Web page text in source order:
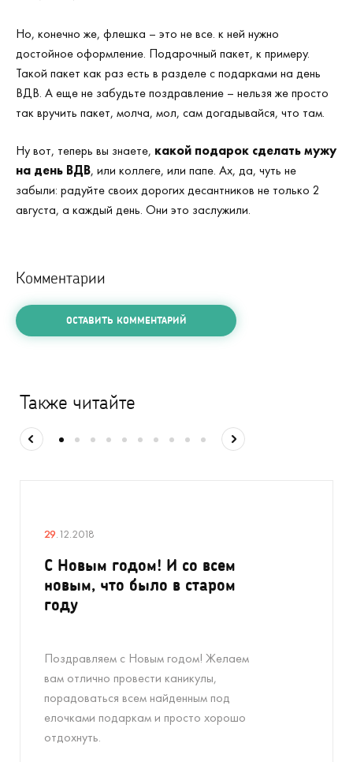
Но, конечно же, флешка – это не все. к ней нужно
достойное оформление. Подарочный пакет, к примеру.
Такой пакет как раз есть в разделе с подарками на день
ВДВ. А еще не забудьте поздравление – нельзя же просто
так вручить пакет, молча, мол, сам догадывайся, что там.
Ну вот, теперь вы знаете, какой подарок сделать мужу
на день ВДВ, или коллеге, или папе. Ах, да, чуть не
забыли: радуйте своих дорогих десантников не только 2
августа, а каждый день. Они это заслужили.
Комментарии
ОСТАВИТЬ КОММЕНТАРИЙ
Также читайте
29.12.2018
С Новым годом! И со всем
новым, что было в старом
году
Поздравляем с Новым годом! Желаем
вам отлично провести каникулы,
порадоваться всем найденным под
елочками подаркам и просто хорошо
отдохнуть.